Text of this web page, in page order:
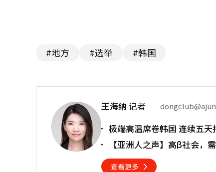
#地方 #选举 #韩国
王海纳 记者
极端高温席卷韩国 连续五
【亚洲人之声】高β社会，
查看更多